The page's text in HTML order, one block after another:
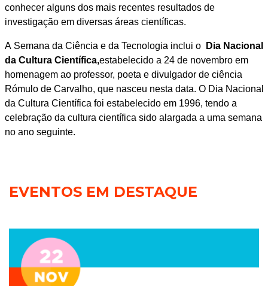
conhecer alguns dos mais recentes resultados de
investigação em diversas áreas científicas.
A Semana da Ciência e da Tecnologia inclui o
Dia Nacional
da Cultura Científica,estabelecido a 24 de novembro em
homenagem ao professor, poeta e divulgador de ciência
Rómulo de Carvalho, que nasceu nesta data. O Dia Nacional
da Cultura Científica foi estabelecido em 1996, tendo a
celebração da cultura científica sido alargada a uma semana
no ano seguinte.
EVENTOS EM DESTAQUE